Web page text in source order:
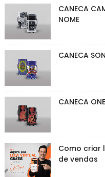
CANECA
NOME
CANECA
CANECA
Como criar
de vendas